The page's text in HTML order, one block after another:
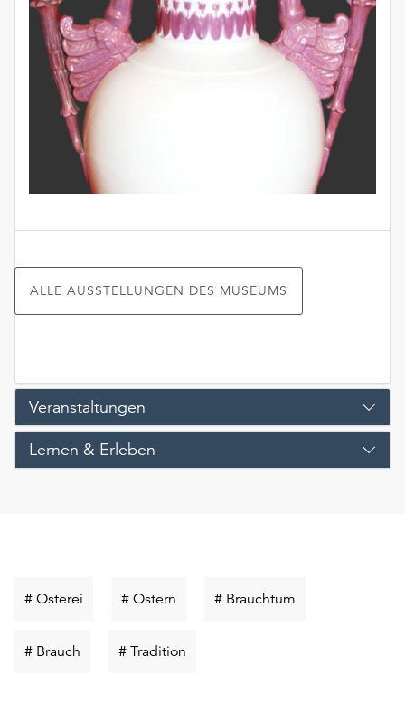
ALLE AUSSTELLUNGEN DES MUSEUMS
Veranstaltungen
Lernen & Erleben
# Osterei Schlüsselwort
# Ostern Schlüsselwort
# Brauchtum
# Brauch Schlüsselwort
# Tradition